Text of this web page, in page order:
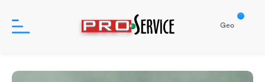
პროდუქტები
Geo